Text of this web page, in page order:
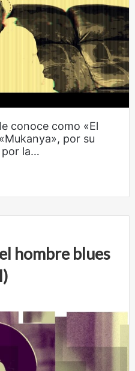
conoce como «El
por su
por la…
hombre blues